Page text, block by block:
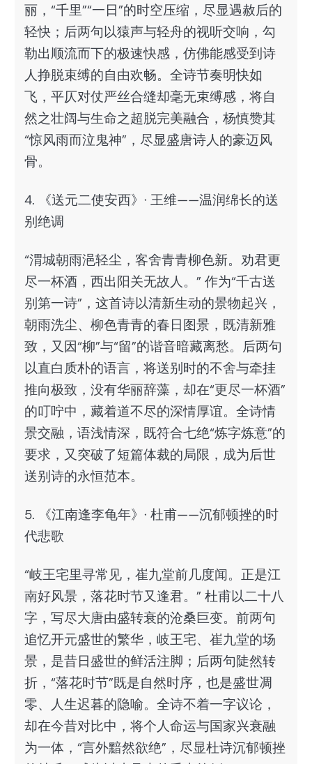
丽，“千里”“一日”的时空压缩，尽显遇赦后的
轻快；后两句以猿声与轻舟的视听交响，勾
勒出顺流而下的极速快感，仿佛能感受到诗
人挣脱束缚的自由欢畅。全诗节奏明快如
飞，平仄对仗严丝合缝却毫无束缚感，将自
然之壮阔与生命之超脱完美融合，杨慎赞其
“惊风雨而泣鬼神”，尽显盛唐诗人的豪迈风
骨。
4. 《送元二使安西》· 王维——温润绵长的送
别绝调
“渭城朝雨浥轻尘，客舍青青柳色新。劝君更
尽一杯酒，西出阳关无故人。” 作为“千古送
别第一诗”，这首诗以清新生动的景物起兴，
朝雨洗尘、柳色青青的春日图景，既清新雅
致，又因“柳”与“留”的谐音暗藏离愁。后两句
以直白质朴的语言，将送别时的不舍与牵挂
推向极致，没有华丽辞藻，却在“更尽一杯酒”
的叮咛中，藏着道不尽的深情厚谊。全诗情
景交融，语浅情深，既符合七绝“炼字炼意”的
要求，又突破了短篇体裁的局限，成为后世
送别诗的永恒范本。
5. 《江南逢李龟年》· 杜甫——沉郁顿挫的时
代悲歌
“岐王宅里寻常见，崔九堂前几度闻。正是江
南好风景，落花时节又逢君。” 杜甫以二十八
字，写尽大唐由盛转衰的沧桑巨变。前两句
追忆开元盛世的繁华，岐王宅、崔九堂的场
景，是昔日盛世的鲜活注脚；后两句陡然转
折，“落花时节”既是自然时序，也是盛世凋
零、人生迟暮的隐喻。全诗不着一字议论，
却在今昔对比中，将个人命运与国家兴衰融
为一体，“言外黯然欲绝”，尽显杜诗沉郁顿挫